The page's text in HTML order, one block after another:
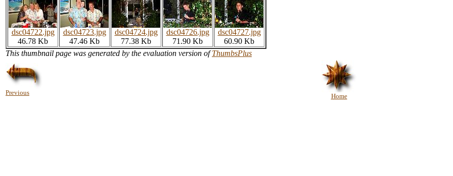
dsc04722.jpg
46.78 Kb
dsc04723.jpg
47.46 Kb
dsc04724.jpg
77.38 Kb
dsc04726.jpg
71.90 Kb
dsc04727.jpg
60.90 Kb
This thumbnail page was generated by the evaluation version ofThumbsPlus
Previous Home